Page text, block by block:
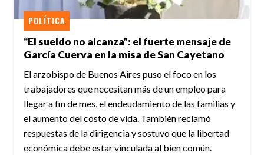
“El sueldo no alcanza”: el fuerte mensaje de
García Cuerva en la misa de San Cayetano
POLÍTICA
El arzobispo de Buenos Aires puso el foco en los
trabajadores que necesitan más de un empleo para
llegar a fin de mes, el endeudamiento de las familias y
el aumento del costo de vida. También reclamó
respuestas de la dirigencia y sostuvo que la libertad
económica debe estar vinculada al bien común.